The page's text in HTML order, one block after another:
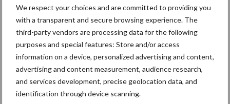
We respect your choices and are committed to providing you
with a transparent and secure browsing experience. The
third-party vendors are processing data for the following
purposes and special features: Store and/or access
information on a device, personalized advertising and content,
advertising and content measurement, audience research,
and services development, precise geolocation data, and
identification through device scanning.
Primaire
Recent nieuws Partner nieuws
Toon meer